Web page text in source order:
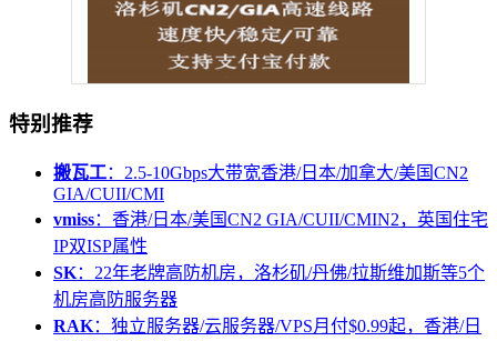
特别推荐
搬瓦工：2.5-10Gbps大带宽香港/日本/加拿大/美国CN2
GIA/CUII/CMI
vmiss：香港/日本/美国CN2 GIA/CUII/CMIN2，英国住宅
IP双ISP属性
SK：22年老牌高防机房，洛杉矶/丹佛/拉斯维加斯等5个
机房高防服务器
RAK：独立服务器/云服务器/VPS月付$0.99起，香港/日